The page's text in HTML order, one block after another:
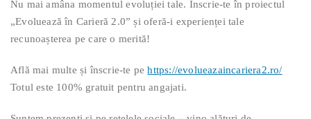
Nu mai amâna momentul evoluției tale. Înscrie-te în proiectul
„Evoluează în Carieră 2.0” și oferă-i experienței tale
recunoașterea pe care o merită!
Află mai multe și înscrie-te pehttps://evolueazaincariera2.ro/
Totul este 100% gratuit pentru angajati.